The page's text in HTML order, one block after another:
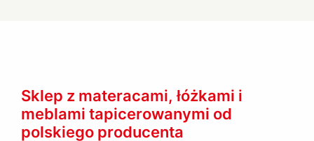
Sklep z materacami, łóżkami i
meblami tapicerowanymi od
polskiego producenta